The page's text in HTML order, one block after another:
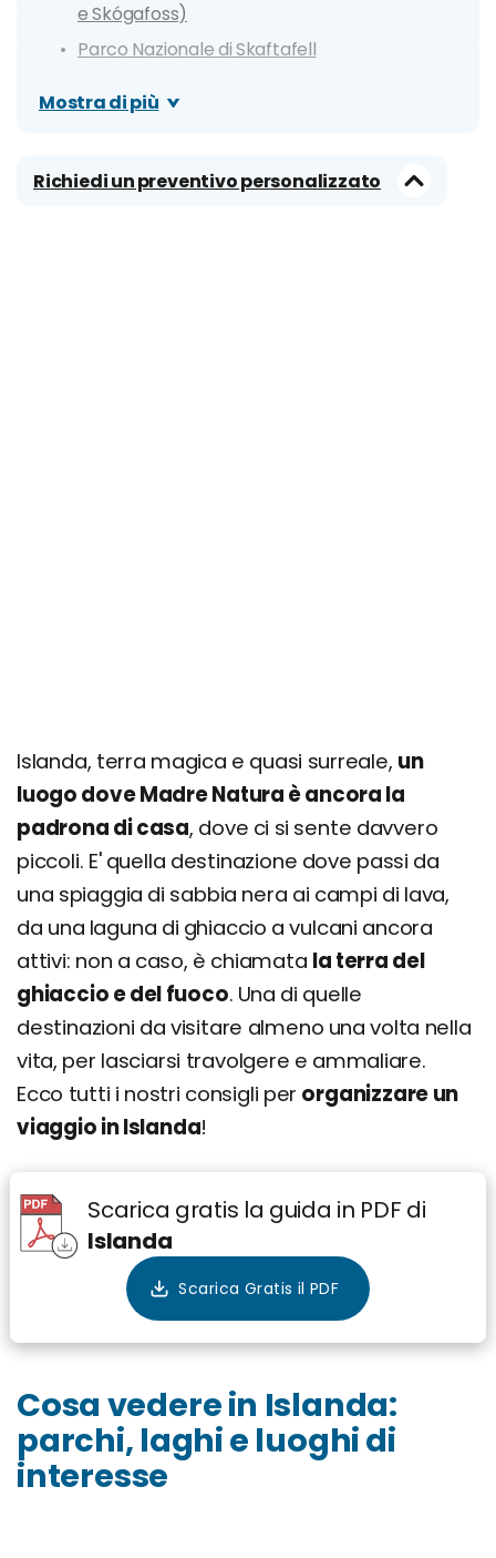
e Skógafoss)
Parco Nazionale di Skaftafell
Parco Nazionale di Vatnajökull
Westfjords
Highlands (Altopiano Interno)
Dove si trova e come arrivare
Come muoversi
Quando andare? Clima e periodo migliore
Organizza il tuo viaggio in Islanda: info, costi e
consigli
Islanda Low Cost: come risparmiare
Richiedi un preventivo personalizzato
Mostra di più
Richiedi un preventivo personalizzato
Islanda, terra magica e quasi surreale, un
luogo dove Madre Natura è ancora la
padrona di casa, dove ci si sente davvero
piccoli. E' quella destinazione dove passi da
una spiaggia di sabbia nera ai campi di lava,
da una laguna di ghiaccio a vulcani ancora
attivi: non a caso, è chiamata la terra del
ghiaccio e del fuoco. Una di quelle
destinazioni da visitare almeno una volta nella
vita, per lasciarsi travolgere e ammaliare.
Ecco tutti i nostri consigli per organizzare un
viaggio in Islanda!
Scarica gratis la guida in PDF di
Islanda
Cosa vedere in Islanda:
parchi, laghi e luoghi di
interesse